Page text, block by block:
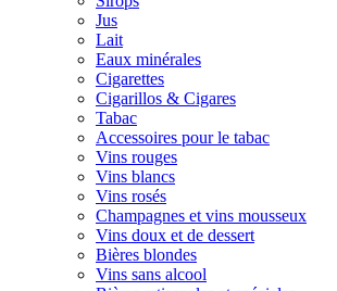
Jus
Lait
Eaux minérales
Cigarettes
Cigarillos & Cigares
Tabac
Accessoires pour le tabac
Vins rouges
Vins blancs
Vins rosés
Champagnes et vins mousseux
Vins doux et de dessert
Bières blondes
Vins sans alcool